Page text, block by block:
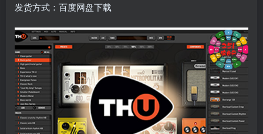
发货方式：百度网盘下载